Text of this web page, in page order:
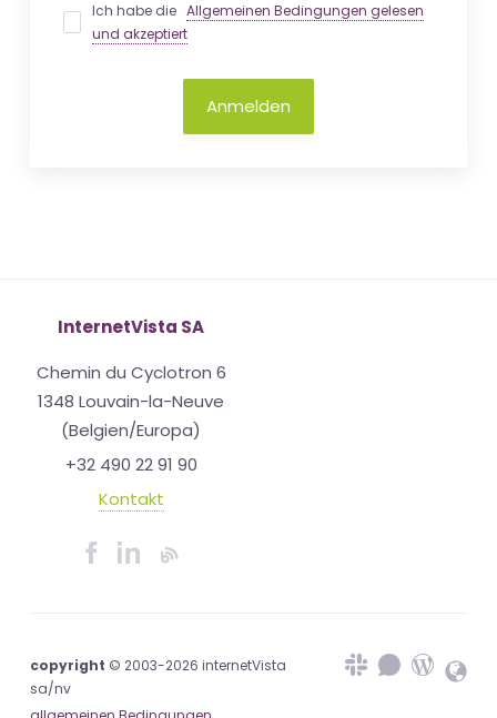
Ich habe dieAllgemeinen Bedingungen gelesen
und akzeptiert
Anmelden
InternetVista SA
Chemin du Cyclotron 6
1348 Louvain-la-Neuve
(Belgien/Europa)
+32 490 22 91 90
Kontakt
copyright © 2003-2026 internetVista
sa/nv